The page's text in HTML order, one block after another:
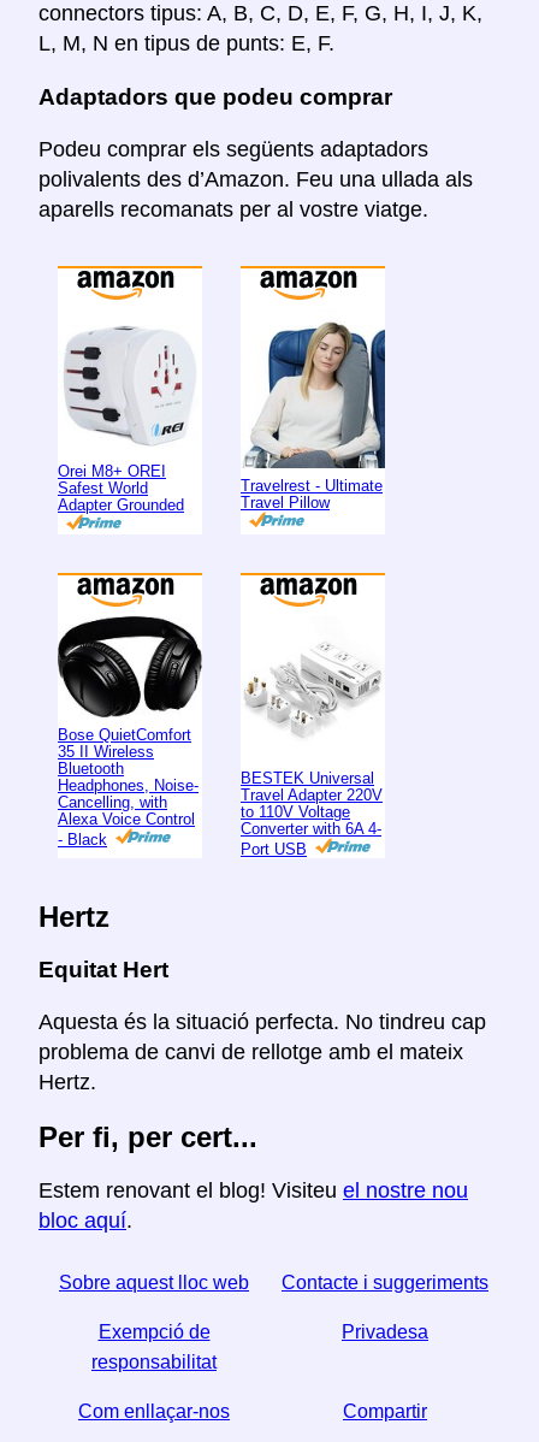
connectors tipus: A, B, C, D, E, F, G, H, I, J, K,
L, M, N en tipus de punts: E, F.
Adaptadors que podeu comprar
Podeu comprar els següents adaptadors
polivalents des d’Amazon. Feu una ullada als
aparells recomanats per al vostre viatge.
Orei M8+ OREI
Safest World
Adapter Grounded
Travelrest - Ultimate
Travel Pillow
Bose QuietComfort
35 II Wireless
Bluetooth
Headphones, Noise-
Cancelling, with
Alexa Voice Control
- Black
BESTEK Universal
Travel Adapter 220V
to 110V Voltage
Converter with 6A 4-
Port USB
Hertz
Equitat Hert
Aquesta és la situació perfecta. No tindreu cap
problema de canvi de rellotge amb el mateix
Hertz.
Per fi, per cert...
Estem renovant el blog! Visiteu el nostre nou
bloc aquí.
Sobre aquest lloc web Contacte i suggeriments
Exempció de
responsabilitat
Privadesa
Com enllaçar-nos Compartir